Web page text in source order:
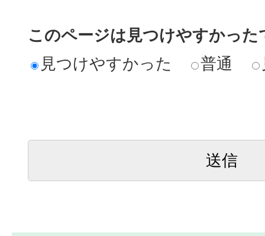
このページは見つけやすかった
見つけやすかった
普通